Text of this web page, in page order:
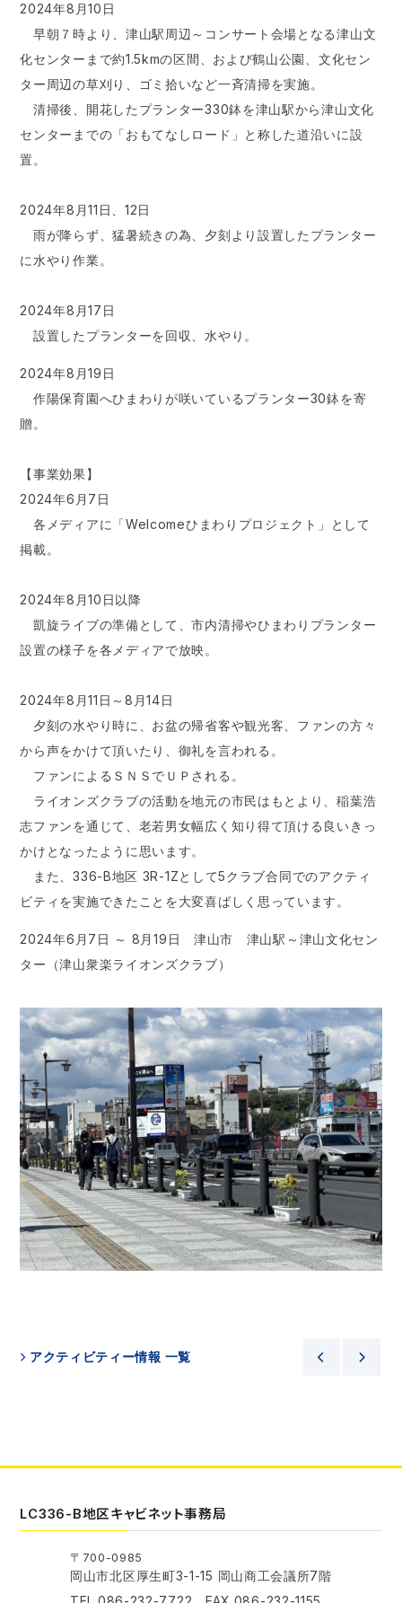
2024年8月10日
早朝７時より、津山駅周辺～コンサート会場となる津山文
化センターまで約1.5kmの区間、および鶴山公園、文化セン
ター周辺の草刈り、ゴミ拾いなど一斉清掃を実施。
清掃後、開花したプランター330鉢を津山駅から津山文化
センターまでの「おもてなしロード」と称した道沿いに設
置。
2024年8月11日、12日
雨が降らず、猛暑続きの為、夕刻より設置したプランター
に水やり作業。
2024年8月17日
設置したプランターを回収、水やり。
2024年8月19日
作陽保育園へひまわりが咲いているプランター30鉢を寄
贈。
【事業効果】
2024年6月7日
各メディアに「Welcomeひまわりプロジェクト」として
掲載。
2024年8月10日以降
凱旋ライブの準備として、市内清掃やひまわりプランター
設置の様子を各メディアで放映。
2024年8月11日～8月14日
夕刻の水やり時に、お盆の帰省客や観光客、ファンの方々
から声をかけて頂いたり、御礼を言われる。
ファンによるＳＮＳでＵＰされる。
ライオンズクラブの活動を地元の市民はもとより、稲葉浩
志ファンを通じて、老若男女幅広く知り得て頂ける良いきっ
かけとなったように思います。
また、336-B地区 3R-1Zとして5クラブ合同でのアクティ
ビティを実施できたことを大変喜ばしく思っています。
2024年6月7日 ～ 8月19日 津山市 津山駅～津山文化セン
ター（津山衆楽ライオンズクラブ）
アクティビティー情報 一覧
LC336-B地区キャビネット事務局
〒700-0985
岡山市北区厚生町3-1-15 岡山商工会議所7階